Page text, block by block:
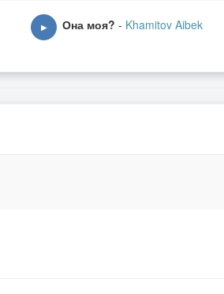
▶ Она моя? - Khamitov Aibek